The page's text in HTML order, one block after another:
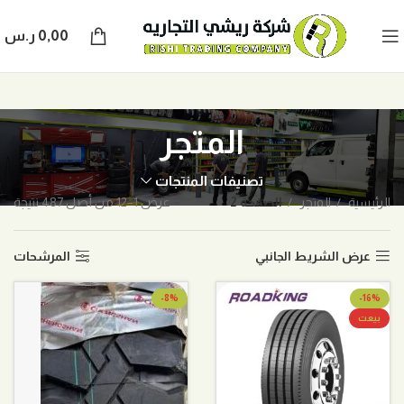
0,00 ر.س
المتجر
تصنيفات المنتجات
الرئيسية المتجر الصفحة 2 عرض 1–12 من أصل 487 نتيجة
عرض الشريط الجانبي المرشحات
-16%
بيعت
-8%